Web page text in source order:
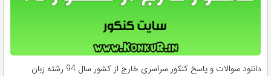
دانلود سوالات و پاسخ کنکور سراسری خارج از کشور سال 94 رشته زبان